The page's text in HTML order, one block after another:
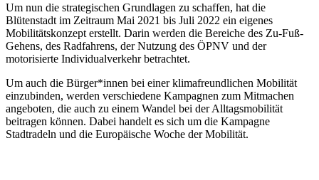
Um nun die strategischen Grundlagen zu schaffen, hat die
Blütenstadt im Zeitraum Mai 2021 bis Juli 2022 ein eigenes
Mobilitätskonzept erstellt. Darin werden die Bereiche des Zu-Fuß-
Gehens, des Radfahrens, der Nutzung des ÖPNV und der
motorisierte Individualverkehr betrachtet.
Um auch die Bürger*innen bei einer klimafreundlichen Mobilität
einzubinden, werden verschiedene Kampagnen zum Mitmachen
angeboten, die auch zu einem Wandel bei der Alltagsmobilität
beitragen können. Dabei handelt es sich um die Kampagne
Stadtradeln und die Europäische Woche der Mobilität.